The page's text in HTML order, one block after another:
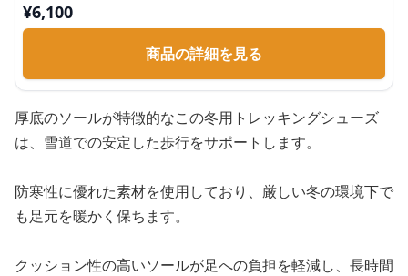
¥6,100
商品の詳細を見る
厚底のソールが特徴的なこの冬用トレッキングシューズ
は、雪道での安定した歩行をサポートします。
防寒性に優れた素材を使用しており、厳しい冬の環境下で
も足元を暖かく保ちます。
クッション性の高いソールが足への負担を軽減し、長時間